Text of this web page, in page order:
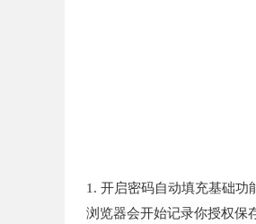
1. 开启密码自动填充基础功
浏览器会开始记录你授权保